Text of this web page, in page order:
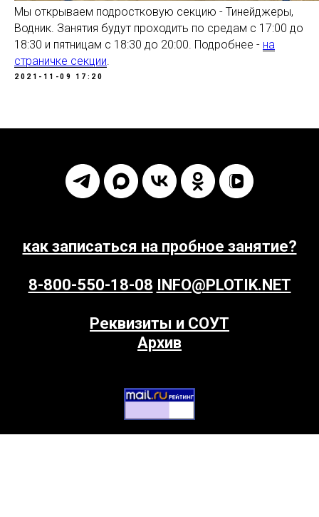
Мы открываем подростковую секцию - Тинейджеры,
Водник. Занятия будут проходить по средам с 17:00 до
18:30 и пятницам с 18:30 до 20:00. Подробнее - на
страничке секции.
2021-11-09 17:20
как записаться на пробное занятие?
8-800-550-18-08 INFO@PLOTIK.NET
Реквизиты и СОУТ
Архив